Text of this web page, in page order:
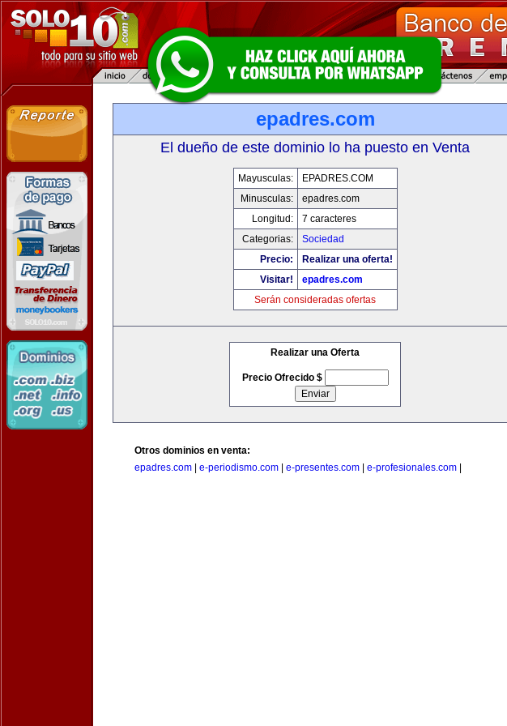
epadres.com
El dueño de este dominio lo ha puesto en Venta
Mayusculas:
EPADRES.COM
Minusculas:
epadres.com
Longitud:
7 caracteres
Categorias:
Sociedad
Precio:
Realizar una oferta!
Visitar!
epadres.com
Serán consideradas ofertas
Realizar una Oferta
Precio Ofrecido $
Otros dominios en venta:
epadres.com
e-periodismo.com e-presentes.com e-profesionales.com